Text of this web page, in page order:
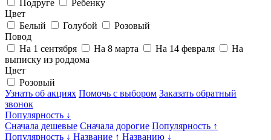
Подруге
Ребенку
Цвет
Белый
Голубой
Розовый
Повод
На 1 сентября
На 8 марта На 14 февраля
На
выписку из роддома
Цвет
Розовый
Узнать об акциях Помочь с выбором Заказать обратный
звонок
Популярность ↓
Сначала дешевые Сначала дорогие Популярность ↑
Популярность ↓ Название ↑ Названию ↓